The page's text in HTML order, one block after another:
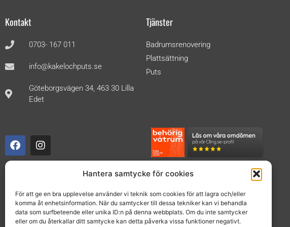
Hantera samtycke för cookies
För att ge en bra upplevelse använder vi teknik som cookies för att lagra och/eller
komma åt enhetsinformation. När du samtycker till dessa tekniker kan vi behandla
data som surfbeteende eller unika ID:n på denna webbplats. Om du inte samtycker
eller om du återkallar ditt samtycke kan detta påverka vissa funktioner negativt.
Kontakt
0703- 167 011
info@kakelochputs.se
Göteborgsvägen 34, 463 30 Lilla
Edet
Tjänster
Badrumsrenovering
Plattsättning
Puts